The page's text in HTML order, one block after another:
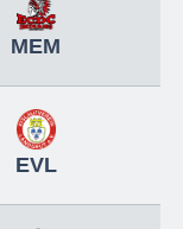
MEM
EVL